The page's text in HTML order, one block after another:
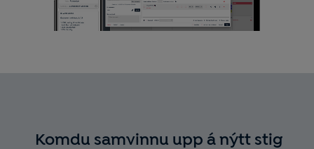
Komdu samvinnu upp á nýtt stig